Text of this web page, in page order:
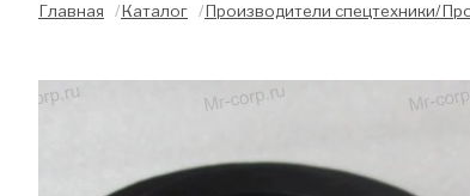
Главная /Каталог /Производители спецтехники/
Слайдшоу